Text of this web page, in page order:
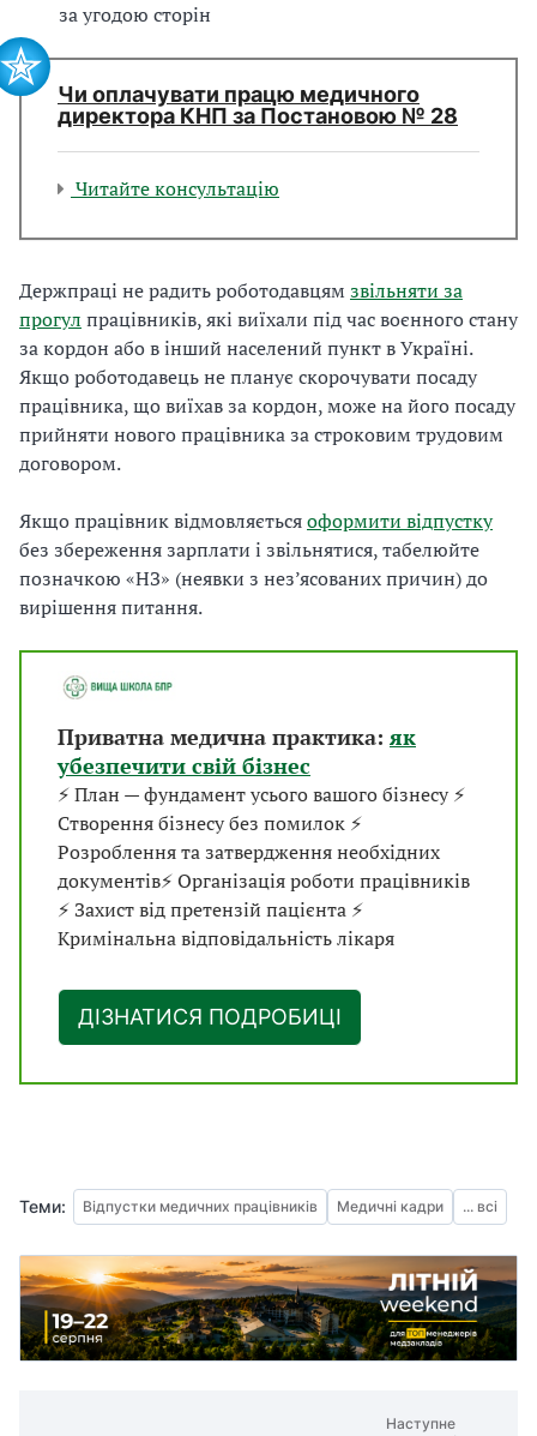
за угодою сторін
Чи оплачувати працю медичного
директора КНП за Постановою № 28
Читайте консультацію
Держпраці не радить роботодавцям звільняти за
прогул працівників, які виїхали під час воєнного стану
за кордон або в інший населений пункт в Україні.
Якщо роботодавець не планує скорочувати посаду
працівника, що виїхав за кордон, може на його посаду
прийняти нового працівника за строковим трудовим
договором.
Якщо працівник відмовляєтьсяоформити відпустку
без збереження зарплати і звільнятися, табелюйте
позначкою «НЗ» (неявки з нез’ясованих причин) до
вирішення питання.
Приватна медична практика: як
убезпечити свій бізнес
⚡ План — фундамент усього вашого бізнесу ⚡
Створення бізнесу без помилок ⚡
Розроблення та затвердження необхідних
документів⚡ Організація роботи працівників
⚡ Захист від претензій пацієнта ⚡
Кримінальна відповідальність лікаря
ДІЗНАТИСЯ ПОДРОБИЦІ
Теми: Відпустки медичних працівників Медичні кадри ... всі
Наступне